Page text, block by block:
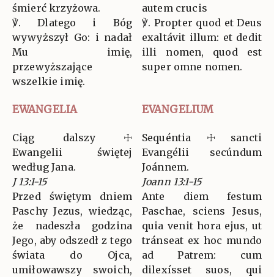
śmierć krzyżowa.
℣. Dlatego i Bóg
wywyższył Go: i nadał
Mu imię,
przewyższające
wszelkie imię.
autem crucis
℣. Propter quod et Deus
exaltávit illum: et dedit
illi nomen, quod est
super omne nomen.
EWANGELIA EVANGELIUM
Ciąg dalszy ☩
Ewangelii świętej
według Jana.
J 13:1-15
Przed świętym dniem
Paschy Jezus, wiedząc,
że nadeszła godzina
Jego, aby odszedł z tego
świata do Ojca,
umiłowawszy swoich,
Sequéntia ☩ sancti
Evangélii secúndum
Joánnem.
Joann 13:1-15
Ante diem festum
Paschae, sciens Jesus,
quia venit hora ejus, ut
tránseat ex hoc mundo
ad Patrem: cum
dilexísset suos, qui